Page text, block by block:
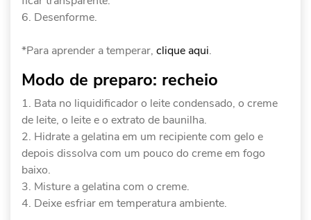
Desenforme.
*Para aprender a temperar, clique aqui.
Modo de preparo: recheio
Bata no liquidificador o leite condensado, o creme
de leite, o leite e o extrato de baunilha.
Hidrate a gelatina em um recipiente com gelo e
depois dissolva com um pouco do creme em fogo
baixo.
Misture a gelatina com o creme.
Deixe esfriar em temperatura ambiente.